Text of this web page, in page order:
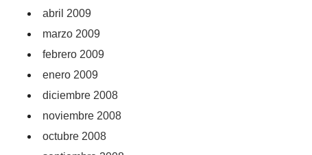
abril 2009
marzo 2009
febrero 2009
enero 2009
diciembre 2008
noviembre 2008
octubre 2008